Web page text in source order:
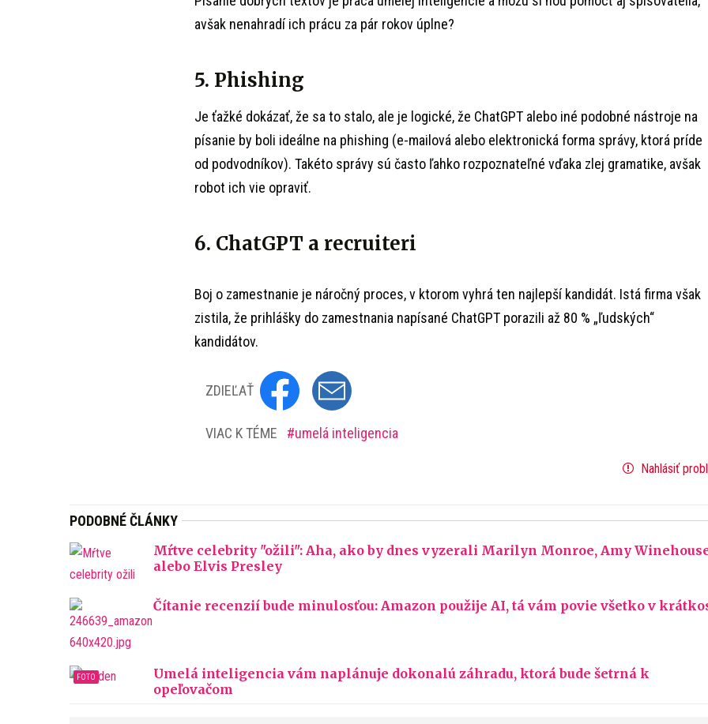
avšak nenahradí ich prácu za pár rokov úplne?
5. Phishing
Je ťažké dokázať, že sa to stalo, ale je logické, že ChatGPT alebo iné podobné nástroje na
písanie by boli ideálne na phishing (e-mailová alebo elektronická forma správy, ktorá príde
od podvodníkov). Takéto správy sú často ľahko rozpoznateľné vďaka zlej gramatike, avšak
robot ich vie opraviť.
6. ChatGPT a recruiteri
Boj o zamestnanie je náročný proces, v ktorom vyhrá ten najlepší kandidát. Istá firma však
zistila, že prihlášky do zamestnania napísané ChatGPT porazili až 80 % „ľudských“
kandidátov.
ZDIEĽAŤ
VIAC K TÉME umelá inteligencia
Nahlásiť
PODOBNÉ ČLÁNKY
Mŕtve celebrity "ožili": Aha, ako by dnes vyzerali Marilyn Monroe, Amy
alebo Elvis Presley
Čítanie recenzií bude minulosťou: Amazon použije AI, tá vám povie všetko v
Umelá inteligencia vám naplánuje dokonalú záhradu, ktorá bude šetrná k
opeľovačom